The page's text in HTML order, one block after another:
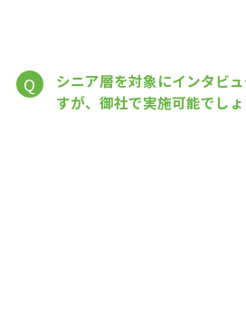
Q
シニア層を対象にインタビ
すが、御社で実施可能でしょ